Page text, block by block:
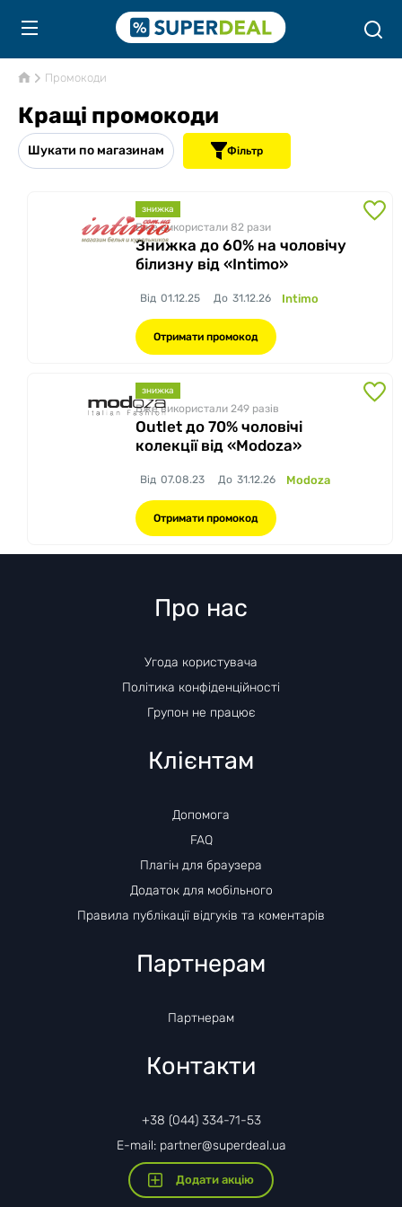
Промокоди
Кращі промокоди
Шукати по магазинам Фільтр
знижка
Вже використали 82 рази
Знижка до 60% на чоловічу
білизну від «Intimo»
Від 01.12.25 До 31.12.26 Intimo
Отримати промокод
знижка
Вже використали 249 разів
Outlet до 70% чоловічі
колекції від «Modoza»
Від 07.08.23 До 31.12.26 Modoza
Отримати промокод
Про нас
Угода користувача
Політика конфіденційності
Групон не працює
Клієнтам
Допомога
FAQ
Плагін для браузера
Додаток для мобільного
Правила публікації відгуків та коментарів
Партнерам
Партнерам
Контакти
+38 (044) 334-71-53
E-mail: partner@superdeal.ua
Додати акцію